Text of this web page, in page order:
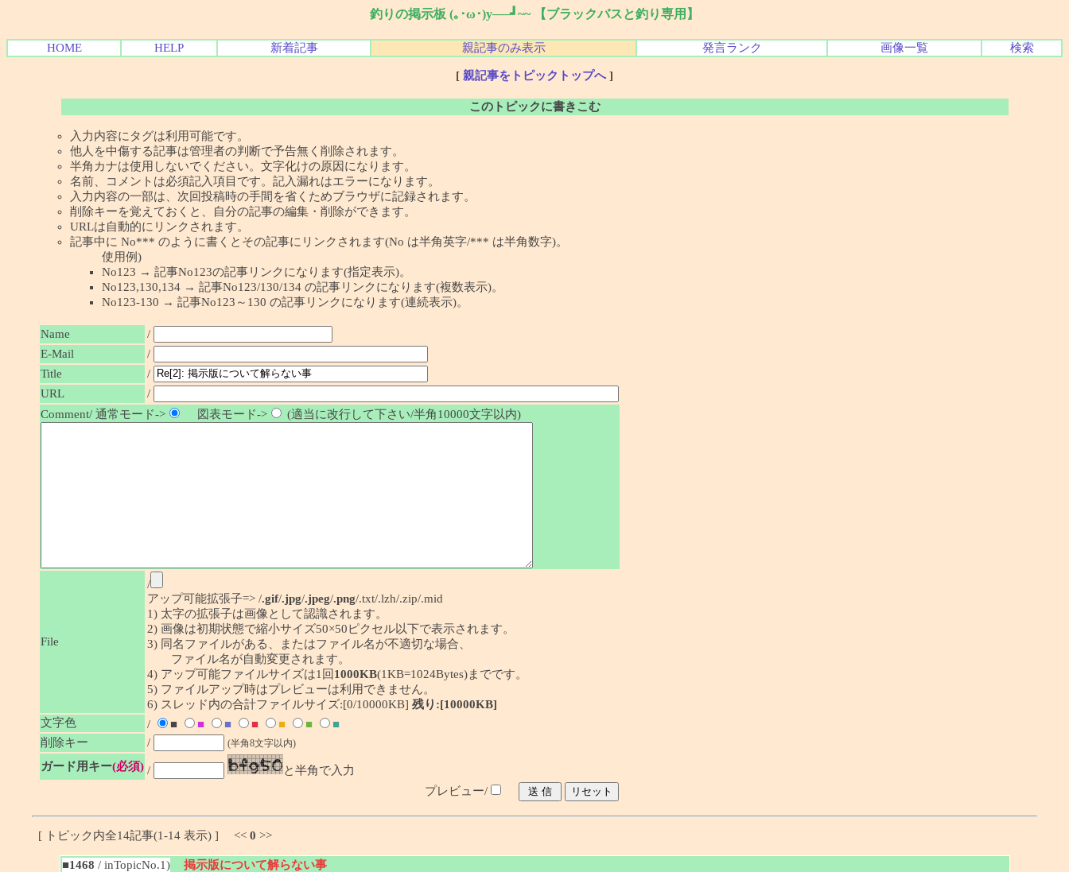
釣りの掲示板 (｡･ω･)y──┛~~ 【ブラックバスと釣り専用】
HOME HELP 新着記事 親記事のみ表示 発言ランク 画像一覧 検索
[ 親記事をトピックトップへ]
このトピックに書きこむ
入力内容にタグは利用可能です。
他人を中傷する記事は管理者の判断で予告無く削除されます。
半角カナは使用しないでください。文字化けの原因になります。
名前、コメントは必須記入項目です。記入漏れはエラーになります。
入力内容の一部は、次回投稿時の手間を省くためブラウザに記録されます。
削除キーを覚えておくと、自分の記事の編集・削除ができます。
URLは自動的にリンクされます。
記事中に No*** のように書くとその記事にリンクされます(No は半角英字/*** は半角数字)。
使用例)
No123 → 記事No123の記事リンクになります(指定表示)。
No123,130,134 → 記事No123/130/134 の記事リンクになります(複数表示)。
No123-130 → 記事No123～130 の記事リンクになります(連続表示)。
Name
/
E-Mail
/
Title
/
URL
/
Comment/ 通常モード->
図表モード-> (適当に改行して下さい/半角10000文字以内)
File
/
アップ可能拡張子=> /.gif/.jpg/.jpeg/.png/.txt/.lzh/.zip/.mid
1) 太字の拡張子は画像として認識されます。
2) 画像は初期状態で縮小サイズ50×50ピクセル以下で表示されます。
3) 同名ファイルがある、またはファイル名が不適切な場合、
ファイル名が自動変更されます。
4) アップ可能ファイルサイズは1回 1000KB(1KB=1024Bytes)までです。
5) ファイルアップ時はプレビューは利用できません。
6) スレッド内の合計ファイルサイズ:[0/10000KB] 残り:[10000KB]
文字色
/ ■ ■ ■ ■ ■ ■
■
削除キー
/ (半角8文字以内)
ガード用キー(必須) /
と半角で入力
プレビュー/
[ トピック内全14記事(1-14 表示) ] << 0 >>
■1468 / inTopicNo.1)
掲示版について解らない事